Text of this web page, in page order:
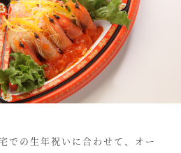
での生年祝いに合わせて、オー